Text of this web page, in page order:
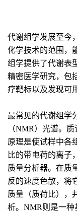
代谢组学发展至今
化学技术的范围，
组学提供了代谢表
精密医学研究，包
疗靶标以及发现可
最常见的代谢组学
（NMR）光谱。
原理是使试样中各
比的带电荷的离子
质量分析器。在质
反的速度色散，将
质量（质荷比），
析。NMR则是一种